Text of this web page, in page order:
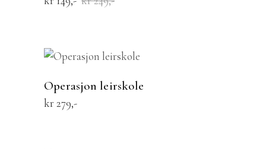
Operasjon leirskole
kr279